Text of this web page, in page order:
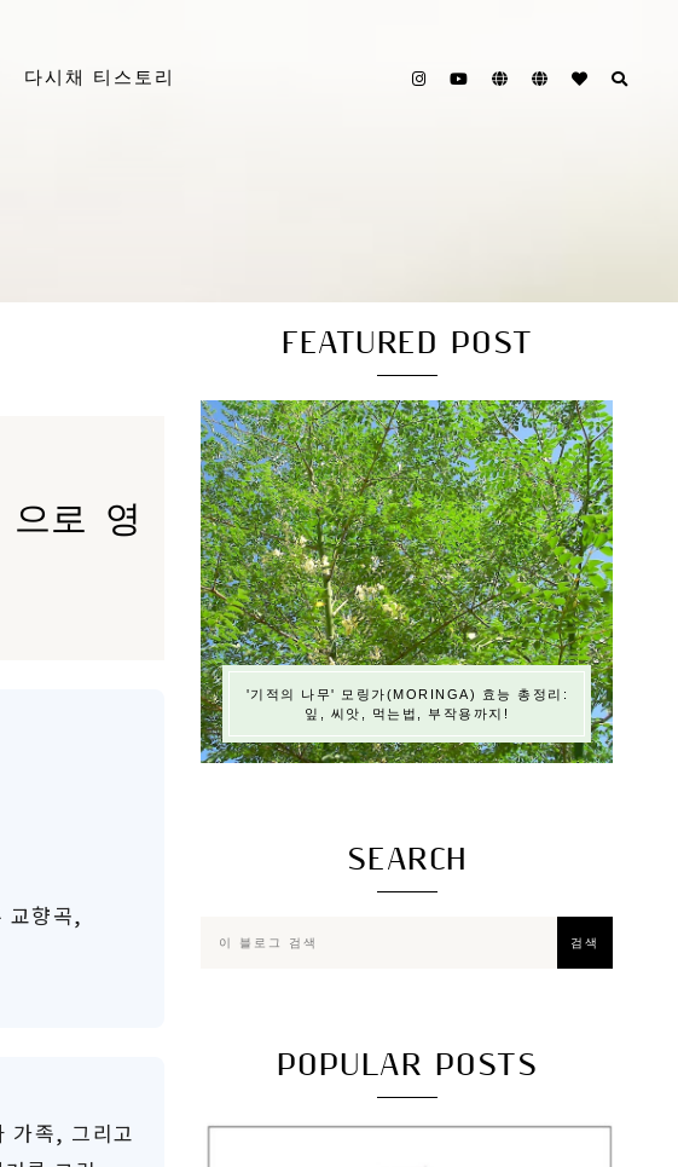
다시채 티스토리
로 영
교향곡,
가족, 그리고
FEATURED POST
'기적의 나무' 모링가(MORINGA) 효능 총정리:
잎, 씨앗, 먹는법, 부작용까지!
SEARCH
POPULAR POSTS